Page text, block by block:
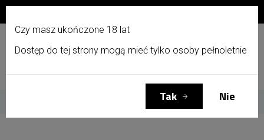
Menu Zaloguj się Koszyk (0)
Czy masz ukończone 18 lat
Dostęp do tej strony mogą mieć tylko osoby pełnoletnie
Tak Nie